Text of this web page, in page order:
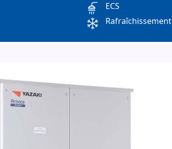
ECS
Rafraîchissement